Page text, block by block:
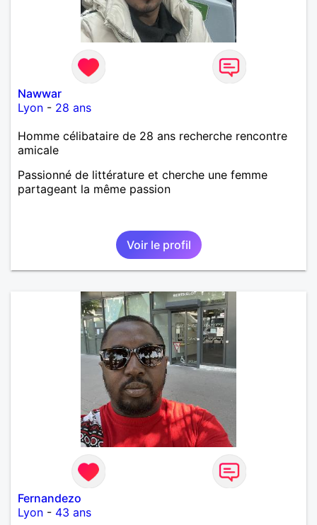
Nawwar
Lyon - 28 ans
Homme célibataire de 28 ans recherche rencontre
amicale
Passionné de littérature et cherche une femme
partageant la même passion
Voir le profil
Fernandezo
Lyon - 43 ans